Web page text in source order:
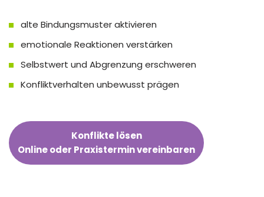
alte Bindungsmuster aktivieren
emotionale Reaktionen verstärken
Selbstwert und Abgrenzung erschweren
Konfliktverhalten unbewusst prägen
Konflikte lösen
Online oder Praxistermin vereinbaren